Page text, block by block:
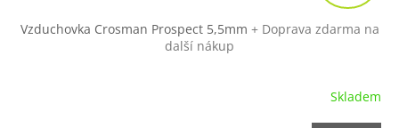
A
R
Vzduchovka Crosman Prospect 5,5mm + Doprava zdarma na
další nákup
Skladem